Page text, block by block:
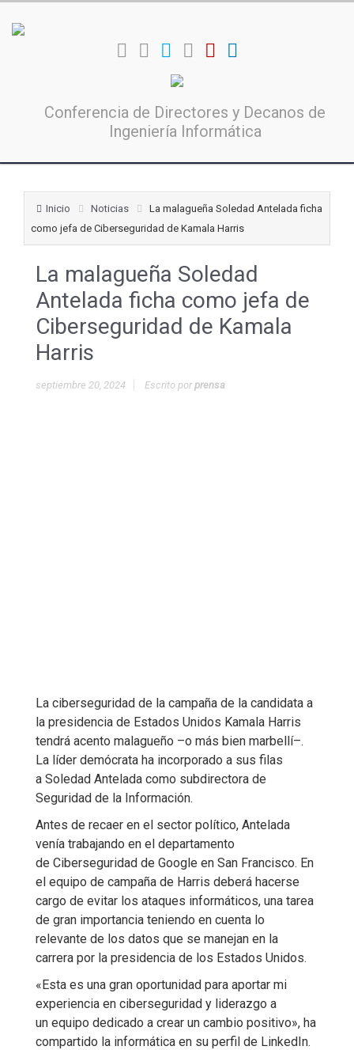
Conferencia de Directores y Decanos de
Ingeniería Informática
Inicio Noticias
La malagueña Soledad Antelada ficha
como jefa de Ciberseguridad de Kamala Harris
La malagueña Soledad
Antelada ficha como jefa de
Ciberseguridad de Kamala
Harris
septiembre 20, 2024 Escrito porprensa
La ciberseguridad de la campaña de la candidata a
la presidencia de Estados Unidos Kamala Harris
tendrá acento malagueño –o más bien marbellí–.
La líder demócrata ha incorporado a sus filas
a Soledad Antelada como subdirectora de
Seguridad de la Información.
Antes de recaer en el sector político, Antelada
venía trabajando en el departamento
de Ciberseguridad de Google en San Francisco. En
el equipo de campaña de Harris deberá hacerse
cargo de evitar los ataques informáticos, una tarea
de gran importancia teniendo en cuenta lo
relevante de los datos que se manejan en la
carrera por la presidencia de los Estados Unidos.
«Esta es una gran oportunidad para aportar mi
experiencia en ciberseguridad y liderazgo a
un equipo dedicado a crear un cambio positivo», ha
compartido la informática en su perfil de LinkedIn.